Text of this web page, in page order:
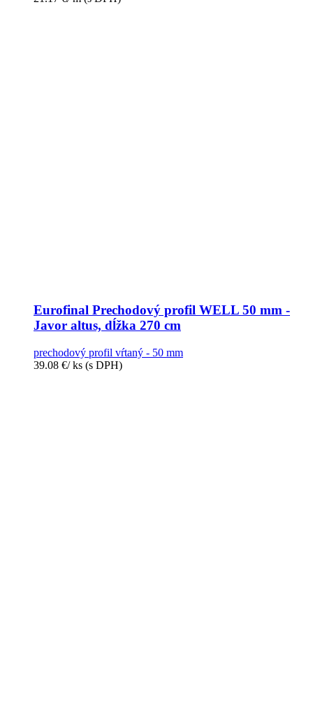
Eurofinal Prechodový profil WELL 50 mm -
Javor altus, dĺžka 270 cm
prechodový profil vŕtaný - 50 mm
39.08 €/ ks (s DPH)